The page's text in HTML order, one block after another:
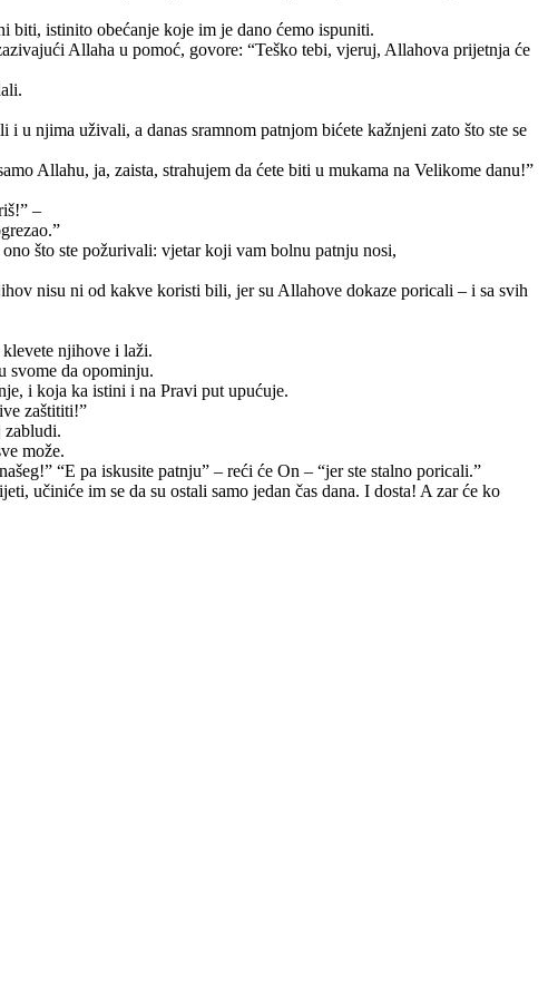
biti, istinito obećanje koje im je dano ćemo ispuniti.
Allaha u pomoć, govore: “Teško tebi, vjeruj, Allahova prijetnja će
njima uživali, a danas sramnom patnjom bićete kažnjeni zato što ste se
Allahu, ja, zaista, strahujem da ćete biti u mukama na Velikome danu!”
–
što ste požurivali: vjetar koji vam bolnu patnju nosi,
nisu ni od kakve koristi bili, jer su Allahove dokaze poricali – i sa svih
njihove i laži.
svome da opominju.
i koja ka istini i na Pravi put upućuje.
zaštititi!”
zabludi.
može.
“E pa iskusite patnju” – reći će On – “jer ste stalno poricali.”
učiniće im se da su ostali samo jedan čas dana. I dosta! A zar će ko